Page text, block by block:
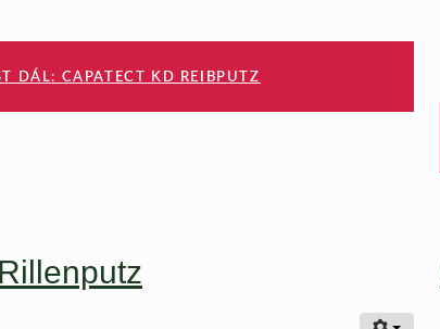
DÁL: CAPATECT KD REIBPUTZ